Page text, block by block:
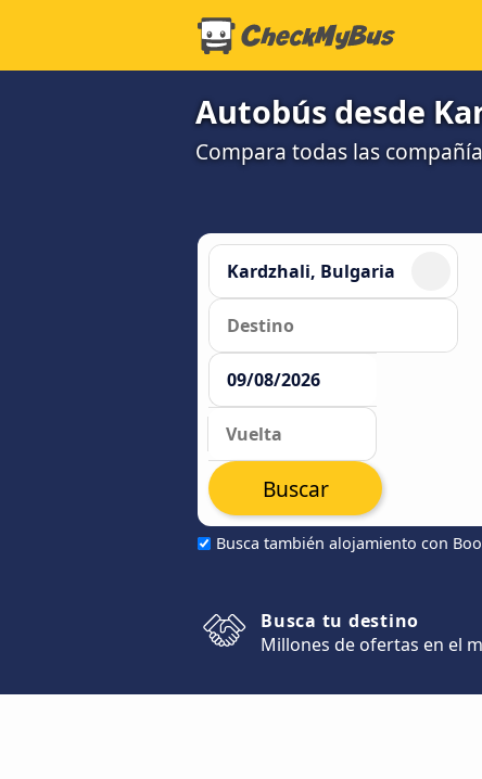
Autobús desde
Compara todas las
Busca también alojamiento con
Buscar
Busca tu destino
Millones de ofertas en el